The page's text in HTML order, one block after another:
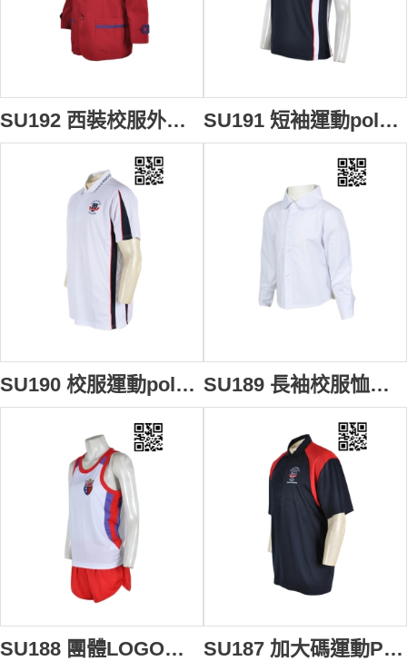
SU192 西裝校服外套 來版訂製 幼稚園西裝外套 校服西裝外套設計 西裝外套配搭 校服外套生產商 SU191 短袖運動polo上衣 度身訂做 LOGO繡花校服polo衫 polo衫選擇 polo批發商
SU190 校服運動polo上衣 來款訂製 加大碼運動polo衫 polo衫款式設計 polo衫生產廠家 SU189 長袖校服恤衫 在線訂購 幼稚園恤衫 制服恤衫設計恤衫 恤衫配搭 恤衫專門店
SU188 團體LOGO繡花運動套裝 度身訂製 田徑運動校服 運動款式校服設計 校服運動套裝應商 SU187 加大碼運動Polo衫 供應訂購 校服款式運動Polo衫 繡花Polo衫設計選擇 校服Polo衫香港公司